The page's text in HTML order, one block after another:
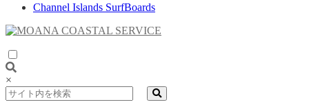
Channel Islands SurfBoards
×